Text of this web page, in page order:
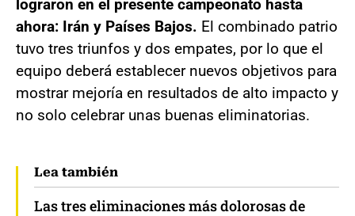
lograron en el presente campeonato hasta
ahora: Irán y Países Bajos. El combinado patrio
tuvo tres triunfos y dos empates, por lo que el
equipo deberá establecer nuevos objetivos para
mostrar mejoría en resultados de alto impacto y
no solo celebrar unas buenas eliminatorias.
Lea también
Las tres eliminaciones más dolorosas de